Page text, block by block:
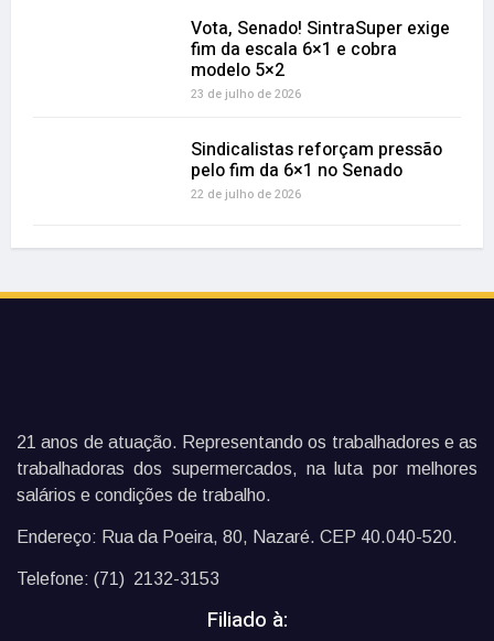
Vota, Senado! SintraSuper exige
fim da escala 6×1 e cobra
modelo 5×2
23 de julho de 2026
Sindicalistas reforçam pressão
pelo fim da 6×1 no Senado
22 de julho de 2026
21 anos de atuação. Representando os trabalhadores e as
trabalhadoras dos supermercados, na luta por melhores
salários e condições de trabalho.
Endereço: Rua da Poeira, 80, Nazaré. CEP 40.040-520.
Telefone: (71) 2132-3153
Filiado à: